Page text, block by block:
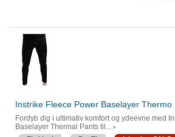
Instrike Fleece Power Baselayer
Fordyb dig i ultimativ komfort og ydeevne med
Baselayer Thermal Pants til...